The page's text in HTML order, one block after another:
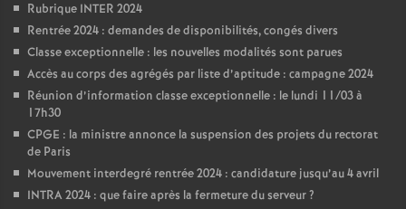
Rubrique INTER 2024
Rentrée 2024 : demandes de disponibilités, congés divers
Classe exceptionnelle : les nouvelles modalités sont parues
Accès au corps des agrégés par liste d’aptitude : campagne 2024
Réunion d’information classe exceptionnelle : le lundi 11/03 à
17h30
CPGE : la ministre annonce la suspension des projets du rectorat
de Paris
Mouvement interdegré rentrée 2024 : candidature jusqu’au 4 avril
INTRA 2024 : que faire après la fermeture du serveur?